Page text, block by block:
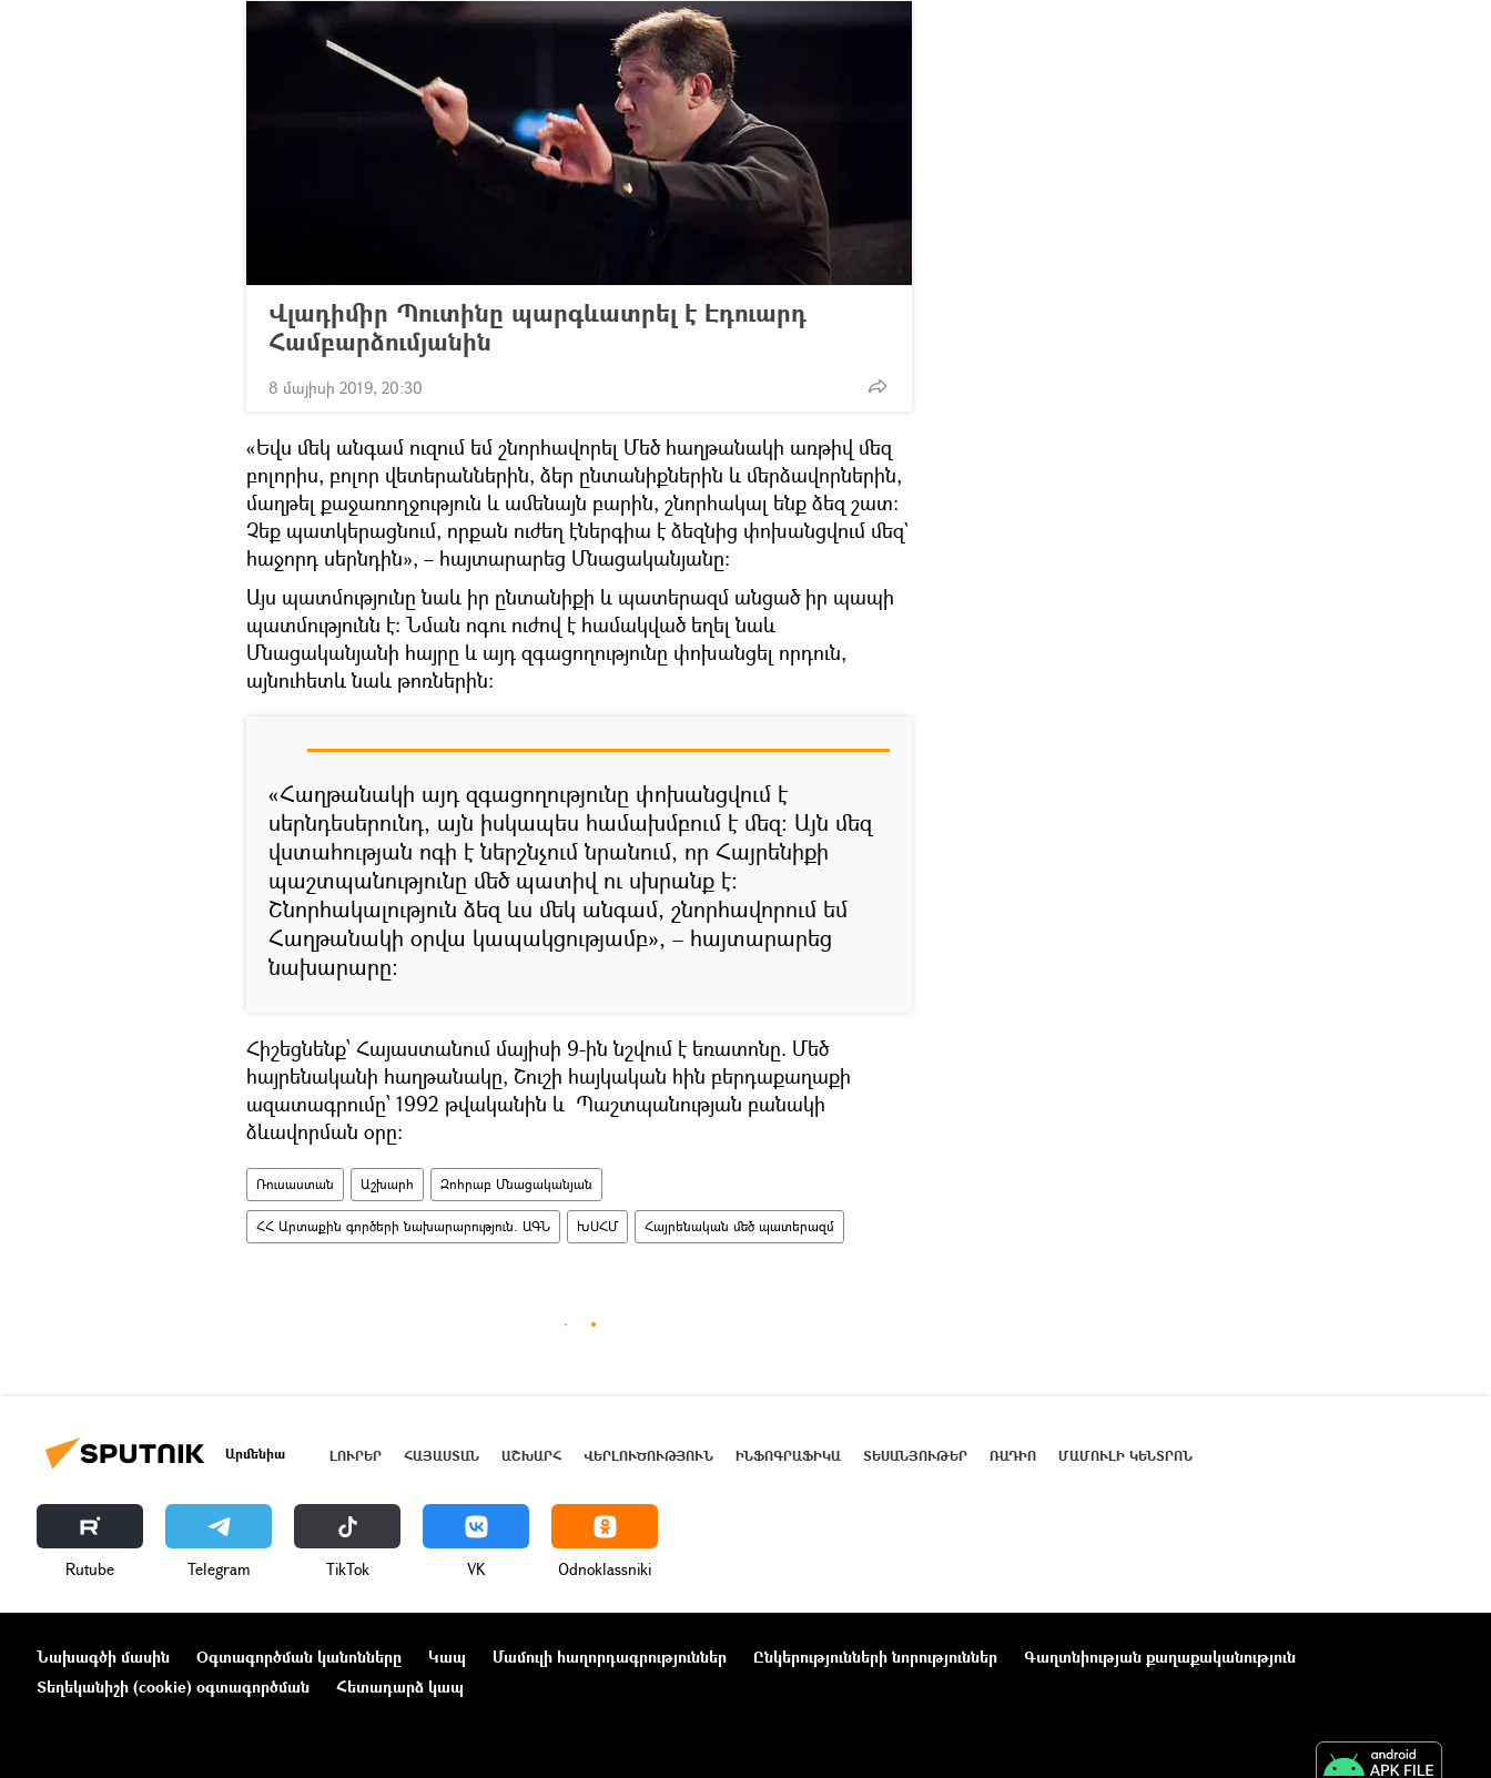
Վլադիմիր Պուտինը պարգևատրել է Էդուարդ
Համբարձումյանին
8 մայիսի 2019, 20:30
«Եվս մեկ անգամ ուզում եմ շնորհավորել Մեծ հաղթանակի առթիվ մեզ
բոլորիս, բոլոր վետերաններին, ձեր ընտանիքներին և մերձավորներին,
մաղթել քաջառողջություն և ամենայն բարին, շնորհակալ ենք ձեզ շատ։
Չեք պատկերացնում, որքան ուժեղ էներգիա է ձեզնից փոխանցվում մեզ`
հաջորդ սերնդին», – հայտարարեց Մնացականյանը։
Այս պատմությունը նաև իր ընտանիքի և պատերազմ անցած իր պապի
պատմությունն է։ Նման ոգու ուժով է համակված եղել նաև
Մնացականյանի հայրը և այդ զգացողությունը փոխանցել որդուն,
այնուհետև նաև թոռներին։
«Հաղթանակի այդ զգացողությունը փոխանցվում է
սերնդեսերունդ, այն իսկապես համախմբում է մեզ։ Այն մեզ
վստահության ոգի է ներշնչում նրանում, որ Հայրենիքի
պաշտպանությունը մեծ պատիվ ու սխրանք է։
Շնորհակալություն ձեզ ևս մեկ անգամ, շնորհավորում եմ
Հաղթանակի օրվա կապակցությամբ», – հայտարարեց
նախարարը։
Հիշեցնենք՝ Հայաստանում մայիսի 9-ին նշվում է եռատոնը. Մեծ
հայրենականի հաղթանակը, Շուշի հայկական հին բերդաքաղաքի
ազատագրումը՝ 1992 թվականին և Պաշտպանության բանակի
ձևավորման օրը:
Ռուսաստան Աշխարհ Զոհրաբ Մնացականյան
ՀՀ Արտաքին գործերի նախարարություն. ԱԳՆ ԽՍՀՄ Հայրենական մեծ պատերազմ
Արմենիա ԼՈՒՐԵՐ ՀԱՅԱՍՏԱՆ ԱՇԽԱՐՀ ՎԵՐԼՈՒԾՈՒԹՅՈՒՆ ԻՆՖՈԳՐԱՖԻԿԱ ՏԵՍԱՆՅՈՒԹԵՐ ՌԱԴԻՈ ՄԱՄՈՒԼԻ ԿԵՆՏՐՈՆ
Rutube Telegram ТikТоk VK Odnoklassniki
Նախագծի մասին Օգտագործման կանոնները Կապ Մամուլի հաղորդագրություններ Ընկերությունների նորություններ
Գաղտնիության քաղաքականություն
Տեղեկանիշի (cookie) օգտագործման
Հետադարձ կապ